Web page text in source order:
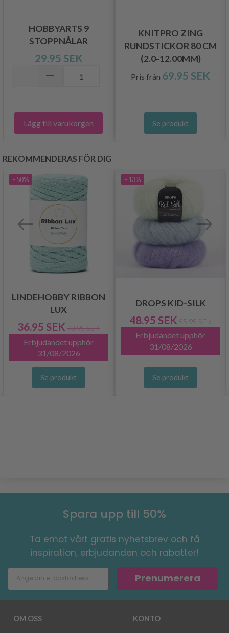
HOBBYARTS 9
STOPPNÅLAR
29.95 SEK
Lägg till varukorgen
KNITPRO ZING
RUNDSTICKOR 80 CM
(2.0-12.00MM)
Pris från 69.95 SEK
Se produkt
REKOMMENDERAS FÖR DIG
- 50%
LINDEHOBBY RIBBON
LUX
36.95 SEK 73.95 SEK
Erbjudandet upphör
31/08/2026
Se produkt
- 13%
DROPS KID-SILK
48.95 SEK 55.95 SEK
Erbjudandet upphör
31/08/2026
Se produkt
Spara upp till 50%
Ta emot vårt gratis nyhetsbrev och få
inspiration, erbjudanden och rabatter!
Prenumerera
OM OSS KONTO